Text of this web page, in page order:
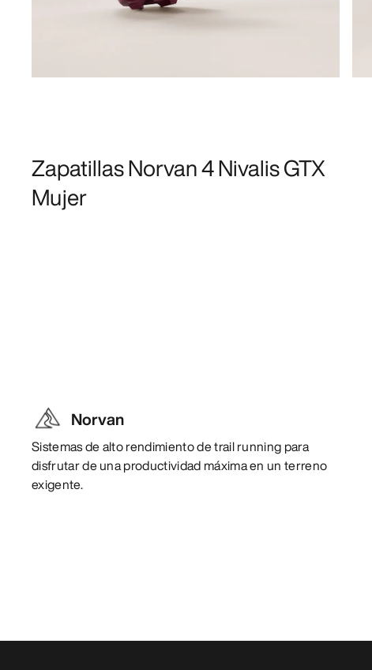
Zapatillas Norvan 4 Nivalis GTX
Mujer
Norvan
Sistemas de alto rendimiento de trail running para
disfrutar de una productividad máxima en un terreno
exigente.